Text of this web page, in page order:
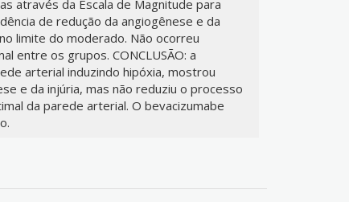
através da Escala de Magnitude para
de redução da angiogênese e da
limite do moderado. Não ocorreu
entre os grupos. CONCLUSÃO: a
arterial induzindo hipóxia, mostrou
e da injúria, mas não reduziu o processo
da parede arterial. O bevacizumabe